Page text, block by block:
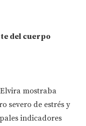
del cuerpo
mostraba
severo de estrés y
indicadores